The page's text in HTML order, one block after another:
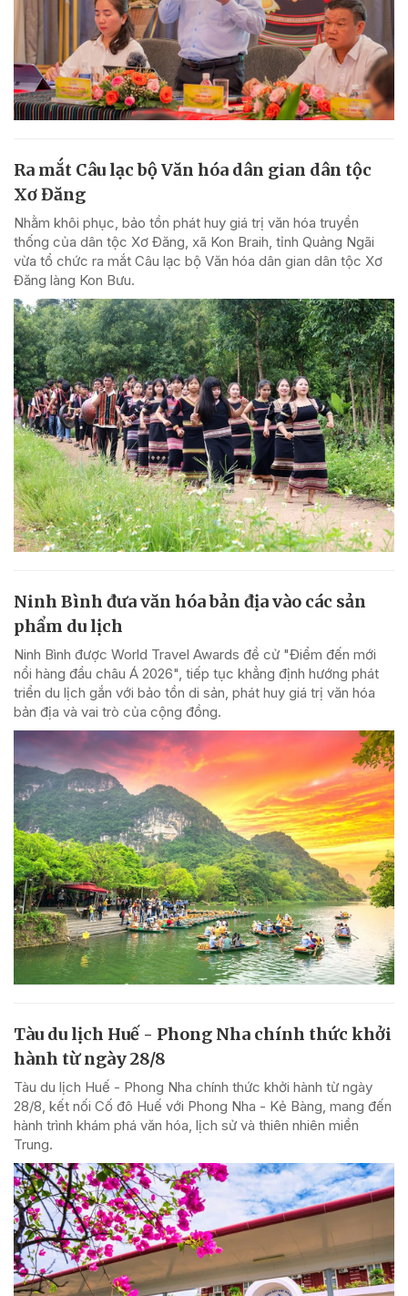
Ra mắt Câu lạc bộ Văn hóa dân gian dân tộc
Xơ Đăng
Nhằm khôi phục, bảo tồn phát huy giá trị văn hóa truyền
thống của dân tộc Xơ Đăng, xã Kon Braih, tỉnh Quảng Ngãi
vừa tổ chức ra mắt Câu lạc bộ Văn hóa dân gian dân tộc Xơ
Đăng làng Kon Bưu.
Ninh Bình đưa văn hóa bản địa vào các sản
phẩm du lịch
Ninh Bình được World Travel Awards đề cử "Điểm đến mới
nổi hàng đầu châu Á 2026", tiếp tục khẳng định hướng phát
triển du lịch gắn với bảo tồn di sản, phát huy giá trị văn hóa
bản địa và vai trò của cộng đồng.
Tàu du lịch Huế - Phong Nha chính thức khởi
hành từ ngày 28/8
Tàu du lịch Huế - Phong Nha chính thức khởi hành từ ngày
28/8, kết nối Cố đô Huế với Phong Nha - Kẻ Bàng, mang đến
hành trình khám phá văn hóa, lịch sử và thiên nhiên miền
Trung.